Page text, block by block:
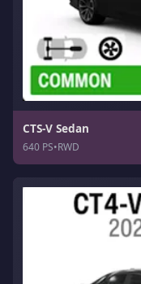
CTS-V Sedan
640 PS•RWD